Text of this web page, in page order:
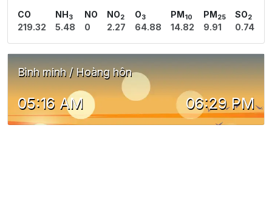
CO
219.32
NH 3
5.48
NO
0
NO2
2.27
O3
64.88
PM 10
14.82
PM 25
9.91
SO2
0.74
Bình minh / Hoàng hôn
05:16 AM 06:29 PM